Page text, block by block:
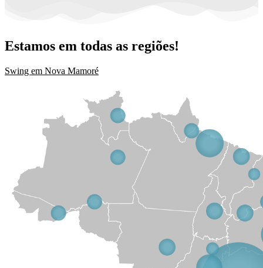
Estamos em todas as regiões!
Swing em Nova Mamoré